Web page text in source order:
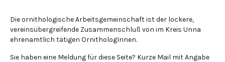
Die ornithologische Arbeitsgemeinschaft ist der lockere,
vereinsübergreifende Zusammenschluß von im Kreis Unna
ehrenamtlich tätigen OrnithologInnen.
Sie haben eine Meldung für diese Seite? Kurze Mail mit Angabe